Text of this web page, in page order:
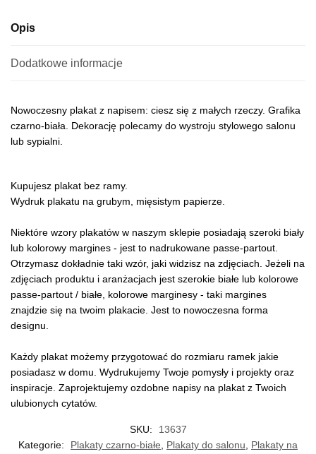
Opis
Dodatkowe informacje
Nowoczesny plakat z napisem: ciesz się z małych rzeczy. Grafika
czarno-biała. Dekorację polecamy do wystroju stylowego salonu
lub sypialni.
Kupujesz plakat bez ramy.
Wydruk plakatu na grubym, mięsistym papierze.
Niektóre wzory plakatów w naszym sklepie posiadają szeroki biały
lub kolorowy margines - jest to nadrukowane passe-partout.
Otrzymasz dokładnie taki wzór, jaki widzisz na zdjęciach. Jeżeli na
zdjęciach produktu i aranżacjach jest szerokie białe lub kolorowe
passe-partout / białe, kolorowe marginesy - taki margines
znajdzie się na twoim plakacie. Jest to nowoczesna forma
designu.
Każdy plakat możemy przygotować do rozmiaru ramek jakie
posiadasz w domu. Wydrukujemy Twoje pomysły i projekty oraz
inspiracje. Zaprojektujemy ozdobne napisy na plakat z Twoich
ulubionych cytatów.
SKU:
13637
Kategorie:
Plakaty czarno-białe Plakaty do salonu
Plakaty na